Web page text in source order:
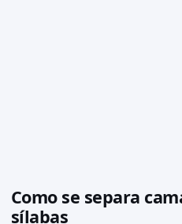
Como se separa
sílabas